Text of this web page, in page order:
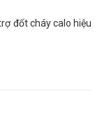
đốt cháy calo hiệu